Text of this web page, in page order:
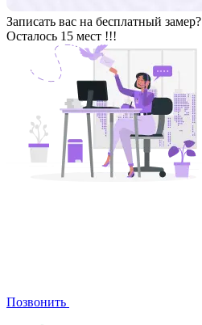
Записать вас на бесплатный замер?
Осталось 15 мест !!!
Позвонить